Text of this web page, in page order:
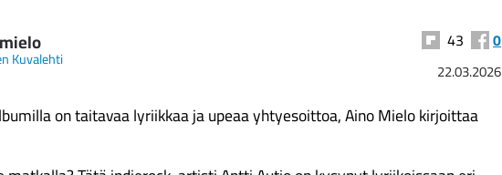
Kuvalehti
43 0
22.03.2026
on taitavaa lyriikkaa ja upeaa yhtyesoittoa, Aino Mielo kirjoittaa